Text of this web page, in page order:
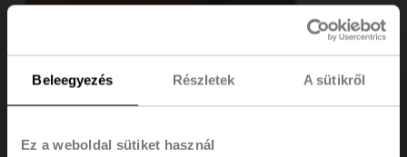
Beleegyezés Részletek A sütikről
Ez a weboldal sütiket használ